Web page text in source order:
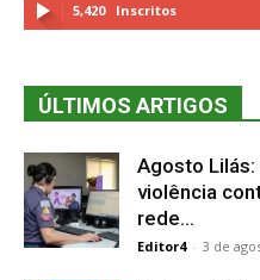
5,420 Inscritos
ÚLTIMOS ARTIGOS
Agosto
violência
rede...
Editor4 - 3 de